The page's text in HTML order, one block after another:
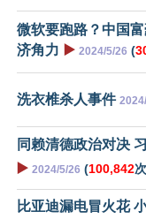
微软要跑路？中国
济角力 ▶️ 2024/5/26 (
洗衣椎杀人事件
同赖清德政治对决
▶️ 2024/5/26 (100,842
比亚迪漏电冒火花